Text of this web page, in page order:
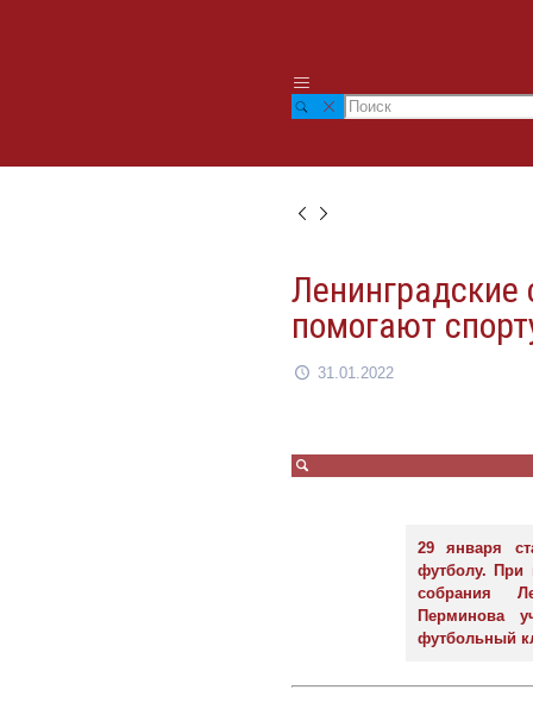
помогают
31.01.2022
29 января
футболу. При
собрания
Перминова
футбольный